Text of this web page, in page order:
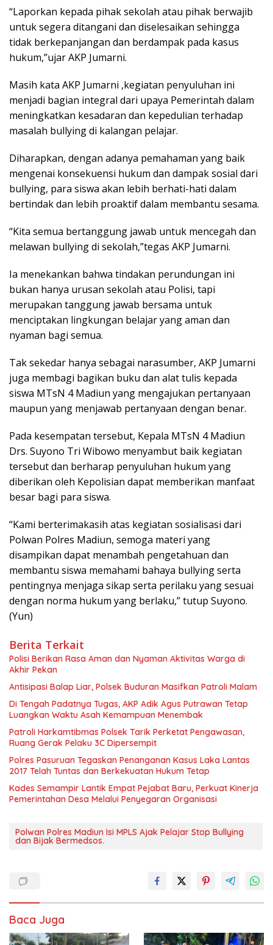
“Laporkan kepada pihak sekolah atau pihak berwajib
untuk segera ditangani dan diselesaikan sehingga
tidak berkepanjangan dan berdampak pada kasus
hukum,”ujar AKP Jumarni.
Masih kata AKP Jumarni ,kegiatan penyuluhan ini
menjadi bagian integral dari upaya Pemerintah dalam
meningkatkan kesadaran dan kepedulian terhadap
masalah bullying di kalangan pelajar.
Diharapkan, dengan adanya pemahaman yang baik
mengenai konsekuensi hukum dan dampak sosial dari
bullying, para siswa akan lebih berhati-hati dalam
bertindak dan lebih proaktif dalam membantu sesama.
“Kita semua bertanggung jawab untuk mencegah dan
melawan bullying di sekolah,”tegas AKP Jumarni.
Ia menekankan bahwa tindakan perundungan ini
bukan hanya urusan sekolah atau Polisi, tapi
merupakan tanggung jawab bersama untuk
menciptakan lingkungan belajar yang aman dan
nyaman bagi semua.
Tak sekedar hanya sebagai narasumber, AKP Jumarni
juga membagi bagikan buku dan alat tulis kepada
siswa MTsN 4 Madiun yang mengajukan pertanyaan
maupun yang menjawab pertanyaan dengan benar.
Pada kesempatan tersebut, Kepala MTsN 4 Madiun
Drs. Suyono Tri Wibowo menyambut baik kegiatan
tersebut dan berharap penyuluhan hukum yang
diberikan oleh Kepolisian dapat memberikan manfaat
besar bagi para siswa.
“Kami berterimakasih atas kegiatan sosialisasi dari
Polwan Polres Madiun, semoga materi yang
disampikan dapat menambah pengetahuan dan
membantu siswa memahami bahaya bullying serta
pentingnya menjaga sikap serta perilaku yang sesuai
dengan norma hukum yang berlaku,” tutup Suyono.
(Yun)
Berita Terkait
Polisi Berikan Rasa Aman dan Nyaman Aktivitas Warga di
Akhir Pekan
Antisipasi Balap Liar, Polsek Buduran Masifkan Patroli Malam
Di Tengah Padatnya Tugas, AKP Adik Agus Putrawan Tetap
Luangkan Waktu Asah Kemampuan Menembak
Patroli Harkamtibmas Polsek Tarik Perketat Pengawasan,
Ruang Gerak Pelaku 3C Dipersempit
Polres Pasuruan Tegaskan Penanganan Kasus Laka Lantas
2017 Telah Tuntas dan Berkekuatan Hukum Tetap
Kades Semampir Lantik Empat Pejabat Baru, Perkuat Kinerja
Pemerintahan Desa Melalui Penyegaran Organisasi
Polwan Polres Madiun Isi MPLS Ajak Pelajar Stop Bullying
dan Bijak Bermedsos.
Baca Juga